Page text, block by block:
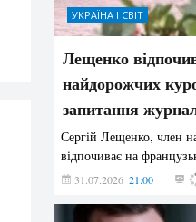
УКРАЇНА І СВІТ
Лещенко
найдорожчих
запитання
Сергій Лещенко, член
відпочиває на
31.07.2026 21:00